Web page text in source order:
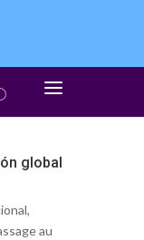
global
,
au